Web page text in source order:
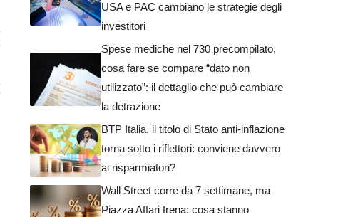
USA e PAC cambiano le strategie degli
investitori
Spese mediche nel 730 precompilato,
cosa fare se compare “dato non
utilizzato”: il dettaglio che può cambiare
la detrazione
BTP Italia, il titolo di Stato anti-inflazione
torna sotto i riflettori: conviene davvero
ai risparmiatori?
Wall Street corre da 7 settimane, ma
Piazza Affari frena: cosa stanno